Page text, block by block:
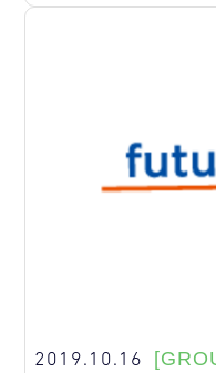
2019.10.16